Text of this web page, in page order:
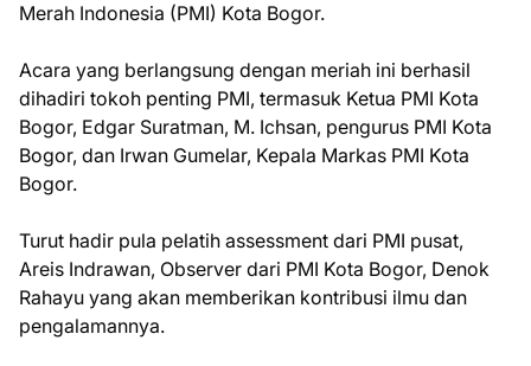
Merah Indonesia (PMI) Kota Bogor.
Acara yang berlangsung dengan meriah ini berhasil
dihadiri tokoh penting PMI, termasuk Ketua PMI Kota
Bogor, Edgar Suratman, M. Ichsan, pengurus PMI Kota
Bogor, dan Irwan Gumelar, Kepala Markas PMI Kota
Bogor.
Turut hadir pula pelatih assessment dari PMI pusat,
Areis Indrawan, Observer dari PMI Kota Bogor, Denok
Rahayu yang akan memberikan kontribusi ilmu dan
pengalamannya.